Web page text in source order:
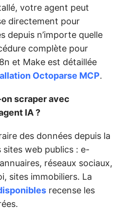
votre agent peut
directement pour
depuis n’importe quelle
complète pour
et Make est détaillée
Octoparse MCP.
scraper avec
IA ?
des données depuis la
web publics : e-
réseaux sociaux,
sites immobiliers. La
recense les